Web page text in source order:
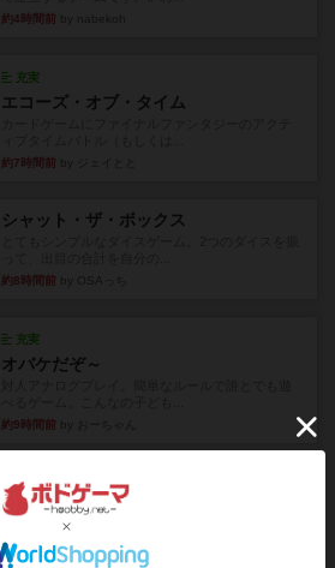
約4時間前
充実
エコーズ・オブ・タイム
約7時間前
シャット・ザ・ボックス
約8時間前
充実
オバケだぞ～
約9時間前
充実
南北戦争
1983年にVictory Gamesが出版した『The Civil ...
約13時間前by Chaco